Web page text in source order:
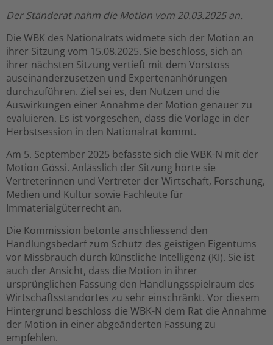
Der Ständerat nahm die Motion vom 20.03.2025 an.
Die WBK des Nationalrats widmete sich der Motion an
ihrer Sitzung vom 15.08.2025. Sie beschloss, sich an
ihrer nächsten Sitzung vertieft mit dem Vorstoss
auseinanderzusetzen und Expertenanhörungen
durchzuführen. Ziel sei es, den Nutzen und die
Auswirkungen einer Annahme der Motion genauer zu
evaluieren. Es ist vorgesehen, dass die Vorlage in der
Herbstsession in den Nationalrat kommt.
Am 5. September 2025 befasste sich die WBK-N mit der
Motion Gössi. Anlässlich der Sitzung hörte sie
Vertreterinnen und Vertreter der Wirtschaft, Forschung,
Medien und Kultur sowie Fachleute für
Immaterialgüterrecht an.
Die Kommission betonte anschliessend den
Handlungsbedarf zum Schutz des geistigen Eigentums
vor Missbrauch durch künstliche Intelligenz (KI). Sie ist
auch der Ansicht, dass die Motion in ihrer
ursprünglichen Fassung den Handlungsspielraum des
Wirtschaftsstandortes zu sehr einschränkt. Vor diesem
Hintergrund beschloss die WBK-N dem Rat die Annahme
der Motion in einer abgeänderten Fassung zu
empfehlen.